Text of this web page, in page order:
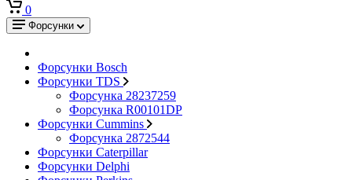
0
Форсунки
Форсунки Bosch
Форсунки TDS
Форсунка 28237259
Форсунка R00101DP
Форсунки Cummins
Форсунка 2872544
Форсунки Caterpillar
Форсунки Delphi